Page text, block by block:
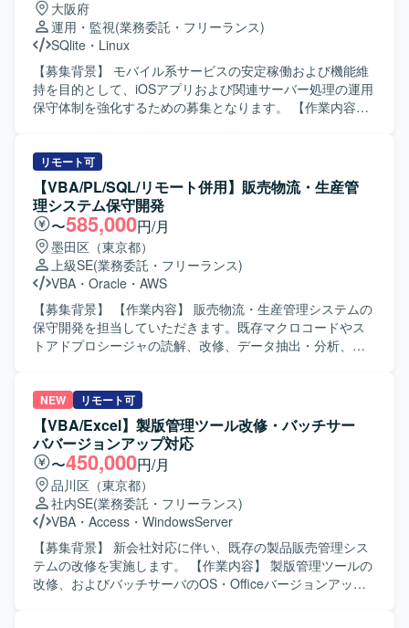
取りながら円滑に業務を進めていただける方を求めていま
す。テレワーク環境下でも積極的に情報共有を行い、自ら
考えて行動し、課題に対して粘り強く取り組める方が望ま
しいです。 【ポジションの魅力】 ネット銀行向けのシステ
ム保守を通じて、金融業界特有の業務知識や大規模システ
ムの運用・保守ノウハウを身につけることができます。オ
テスト工程まで幅広い経験を積むことができます。 【開発
環境】 COBOLおよびSQLを用いたネット銀行向けシステム
の保守開発環境となります。
大阪府
運用・監視(業務委託・フリーランス)
SQlite ・ Linux
【募集背景】 モバイル系サービスの安定稼働および機能維
持を目的として、iOSアプリおよび関連サーバー処理の運用
保守体制を強化するための募集となります。 【作業内容】
などの顧客対応、開発ベンダーへの各種調整依頼、アプリ
および関連システムのリリース作業などを担当していただ
きます。状況に応じて夜間・休日のリリース作業が発生す
る場合もございます。また、保守・修繕作業の状況に応じ
て、別システムに関する作業をお願いする可能性もござい
ます。 【求める人物像】 コミュニケーションを取りながら
円滑に調整業務を進めていただける方を求めています。モ
バイルアプリやサーバー処理の運用保守に主体的に取り組
み、状況変化にも柔軟に対応いただける方ですと望ましい
です。 【ポジションの魅力】 モバイルアプリとサーバー処
理双方の運用保守に関わることで、スマホアプリ領域にお
わせて習得・強化していただける環境です。 【開発環境】
スマートフォンアプリおよび関連サーバー処理の運用保守
環境での作業となります。iOS関連ツールやGitHub、Linux
コマンド、SQLiteなどを用いた環境が想定されます。
リモート可
【VBA/PL/SQL/リモート併用】販売物流・生産管
理システム保守開発
〜585,000円/月
墨田区（東京都）
上級SE(業務委託・フリーランス)
VBA ・ Oracle ・ AWS
【募集背景】 【作業内容】 販売物流・生産管理システムの
保守開発を担当していただきます。既存マクロコードやス
トアドプロシージャの読解、改修、データ抽出・分析、業
人物像】 能動的に業務を推進し、関係部署や現場と円滑に
連携できる方を求めています。 【ポジションの魅力】 販売
物流・生産管理領域のシステム保守開発に幅広く携わるこ
とができます。 【開発環境】 Excel VBA、
Oracle（PL/SQL）を使用します。
NEW リモート可
【VBA/Excel】製版管理ツール改修・バッチサー
ババージョンアップ対応
〜450,000円/月
品川区（東京都）
社内SE(業務委託・フリーランス)
VBA ・ Access ・ WindowsServer
【募集背景】 新会社対応に伴い、既存の製品販売管理シス
テムの改修を実施します。 【作業内容】 製版管理ツールの
改修、およびバッチサーバのOS・Officeバージョンアップ